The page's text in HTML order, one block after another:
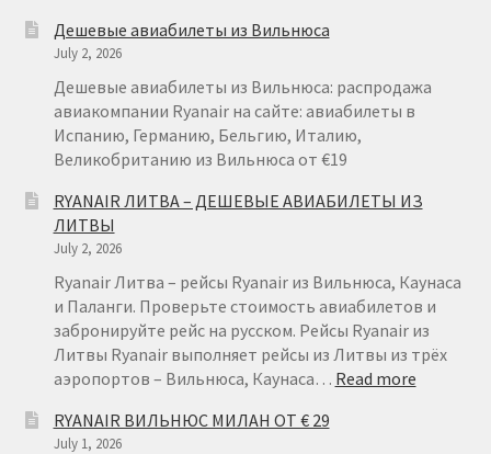
НА
ИЗ
ВАРШАВЫ
ОТ
€
Дешевые авиабилеты из Вильнюса
July 2, 2026
Дешевые авиабилеты из Вильнюса: распродажа
авиакомпании Ryanair на сайте: авиабилеты в
Испанию, Германию, Бельгию, Италию,
Великобританию из Вильнюса от €19
RYANAIR ЛИТВА – ДЕШЕВЫЕ АВИАБИЛЕТЫ ИЗ
ЛИТВЫ
July 2, 2026
Ryanair Литва – рейсы Ryanair из Вильнюса, Каунаса
и Паланги. Проверьте стоимость авиабилетов и
забронируйте рейс на русском. Рейсы Ryanair из
Литвы Ryanair выполняет рейсы из Литвы из трёх
аэропортов – Вильнюса, Каунаса… Read more:
RYANAIR ВИЛЬНЮС МИЛАН ОТ € 29
July 1, 2026